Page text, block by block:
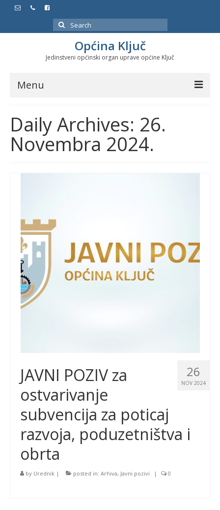
Search
for:
Općina Ključ
Jedinstveni općinski organ uprave općine Ključ
Menu
Službeni glasnici
Javne nabavke
Značajni datumi i manifestacije
Daily Archives: 26.
Novembra 2024.
26
NOV 2024
JAVNI POZIV za
ostvarivanje
subvencija za poticaj
razvoja, poduzetništva i
obrta
by Urednik | posted in: Arhiva, Javni pozivi | 0